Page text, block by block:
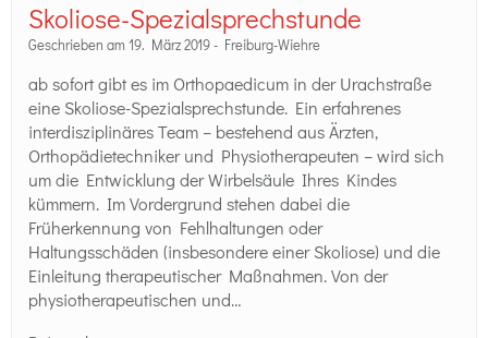
Skoliose-Spezialsprechstunde
Geschrieben am 19. März 2019 - Freiburg-Wiehre
ab sofort gibt es im Orthopaedicum in der Urachstraße
eine Skoliose-Spezialsprechstunde. Ein erfahrenes
interdisziplinäres Team – bestehend aus Ärzten,
Orthopädietechniker und Physiotherapeuten – wird sich
um die Entwicklung der Wirbelsäule Ihres Kindes
kümmern. Im Vordergrund stehen dabei die
Früherkennung von Fehlhaltungen oder
Haltungsschäden (insbesondere einer Skoliose) und die
Einleitung therapeutischer Maßnahmen. Von der
physiotherapeutischen und…